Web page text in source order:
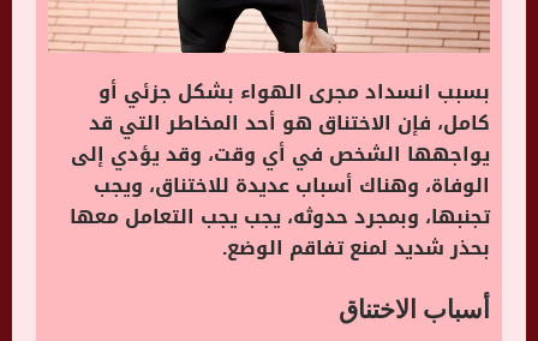
بسبب انسداد مجرى الهواء بشكل جزئي أو
كامل، فإن الاختناق هو أحد المخاطر التي قد
يواجهها الشخص في أي وقت، وقد يؤدي إلى
الوفاة، وهناك أسباب عديدة للاختناق، ويجب
تجنبها، وبمجرد حدوثه، يجب يجب التعامل معها
بحذر شديد لمنع تفاقم الوضع.
أسباب الاختناق